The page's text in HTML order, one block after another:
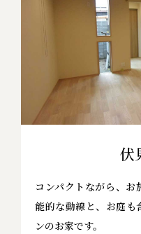
伏
コンパクトながら、
能的な動線と、お庭も
ンのお家です。